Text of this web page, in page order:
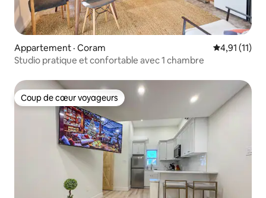
Appartement · Coram Note
4,91 (11)
Studio pratique et confortable avec 1 chambre
Coup de cœur voyageurs
Coup de cœur voyageurs